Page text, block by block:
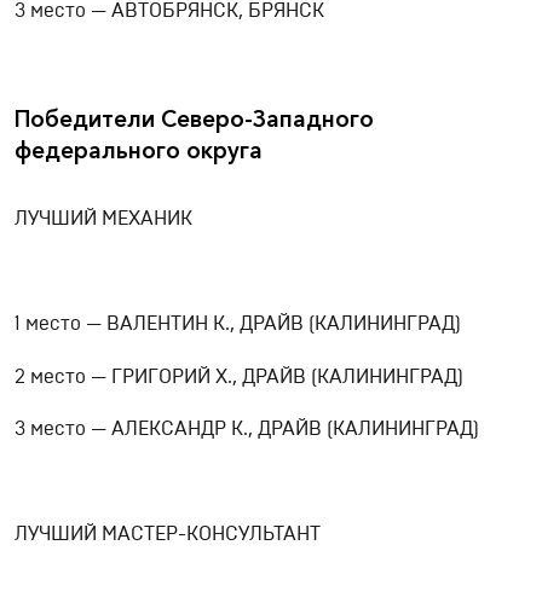
3 место — АВТОБРЯНСК, БРЯНСК
Победители Северо-Западного
федерального округа
ЛУЧШИЙ МЕХАНИК
1 место — ВАЛЕНТИН К., ДРАЙВ (КАЛИНИНГРАД)
2 место — ГРИГОРИЙ Х., ДРАЙВ (КАЛИНИНГРАД)
3 место — АЛЕКСАНДР К., ДРАЙВ (КАЛИНИНГРАД)
ЛУЧШИЙ МАСТЕР-КОНСУЛЬТАНТ